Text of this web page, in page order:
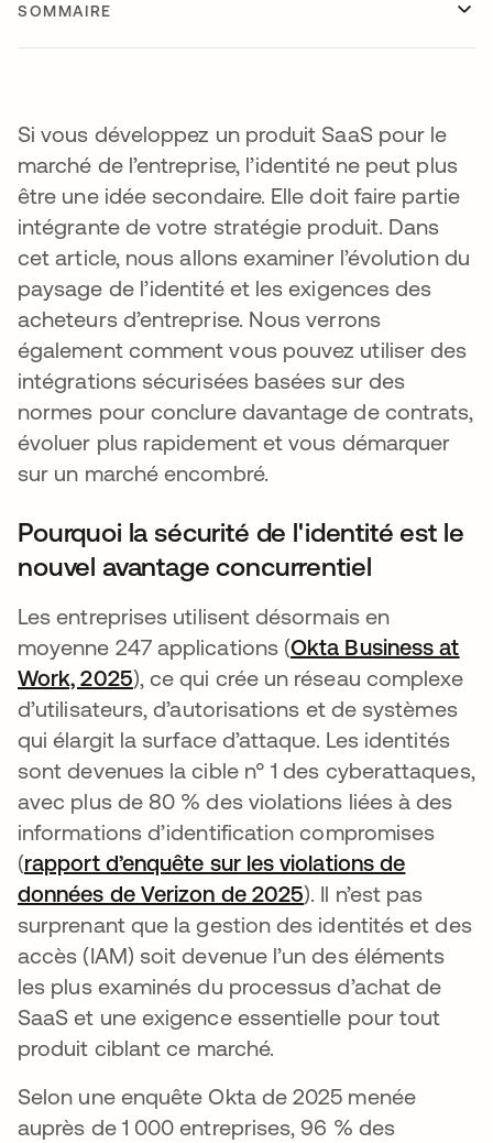
SOMMAIRE
Si vous développez un produit SaaS pour le
marché de l’entreprise, l’identité ne peut plus
être une idée secondaire. Elle doit faire partie
intégrante de votre stratégie produit. Dans
cet article, nous allons examiner l’évolution du
paysage de l’identité et les exigences des
acheteurs d’entreprise. Nous verrons
également comment vous pouvez utiliser des
intégrations sécurisées basées sur des
normes pour conclure davantage de contrats,
évoluer plus rapidement et vous démarquer
sur un marché encombré.
Pourquoi la sécurité de l'identité est le
nouvel avantage concurrentiel
Les entreprises utilisent désormais en
moyenne 247 applications (Okta Business at
Work, 2025), ce qui crée un réseau complexe
d’utilisateurs, d’autorisations et de systèmes
qui élargit la surface d’attaque. Les identités
sont devenues la cible n° 1 des cyberattaques,
avec plus de 80 % des violations liées à des
informations d’identification compromises
(rapport d’enquête sur les violations de
données de Verizon de 2025s’ouvre dans un
). Il n’est pas
surprenant que la gestion des identités et des
accès (IAM) soit devenue l’un des éléments
les plus examinés du processus d’achat de
SaaS et une exigence essentielle pour tout
produit ciblant ce marché.
Selon une enquête Okta de 2025 menée
auprès de 1 000 entreprises, 96 % des